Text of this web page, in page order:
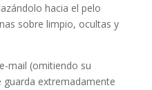
hacia el pelo
sobre limpio, ocultas y
mail (omitiendo su
extremadamente